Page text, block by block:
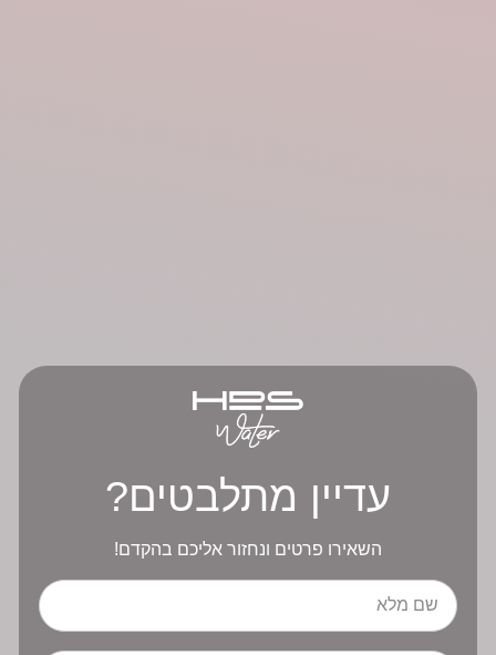
עדיין מתלבטים?
השאירו פרטים ונחזור אליכם בהקדם!